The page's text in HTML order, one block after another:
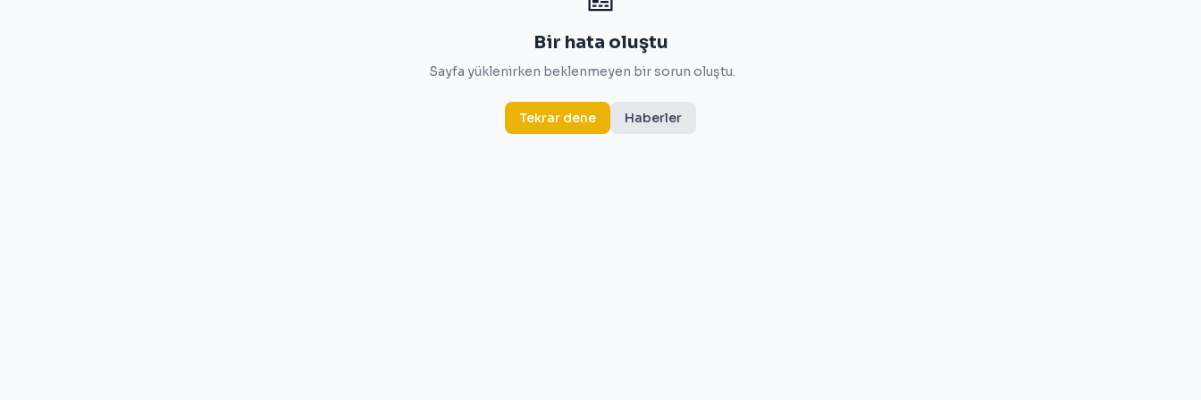
Bir hata oluştu
Sayfa yüklenirken beklenmeyen bir sorun oluştu.
Tekrar dene Haberler